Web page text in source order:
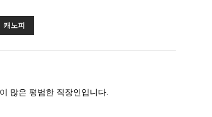
시철도
도 민
캐노피
많은 평범한 직장인입니다.